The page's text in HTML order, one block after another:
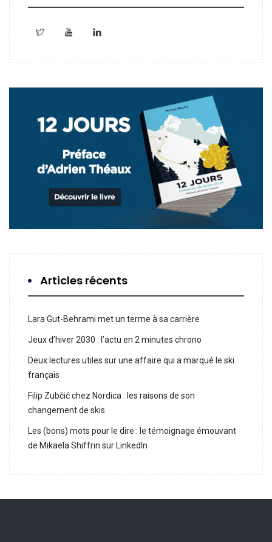
Articles récents
Lara Gut-Behrami met un terme à sa carrière
Jeux d’hiver 2030 : l’actu en 2 minutes chrono
Deux lectures utiles sur une affaire qui a marqué le ski
français
Filip Zubčić chez Nordica : les raisons de son
changement de skis
Les (bons) mots pour le dire : le témoignage émouvant
de Mikaela Shiffrin sur LinkedIn